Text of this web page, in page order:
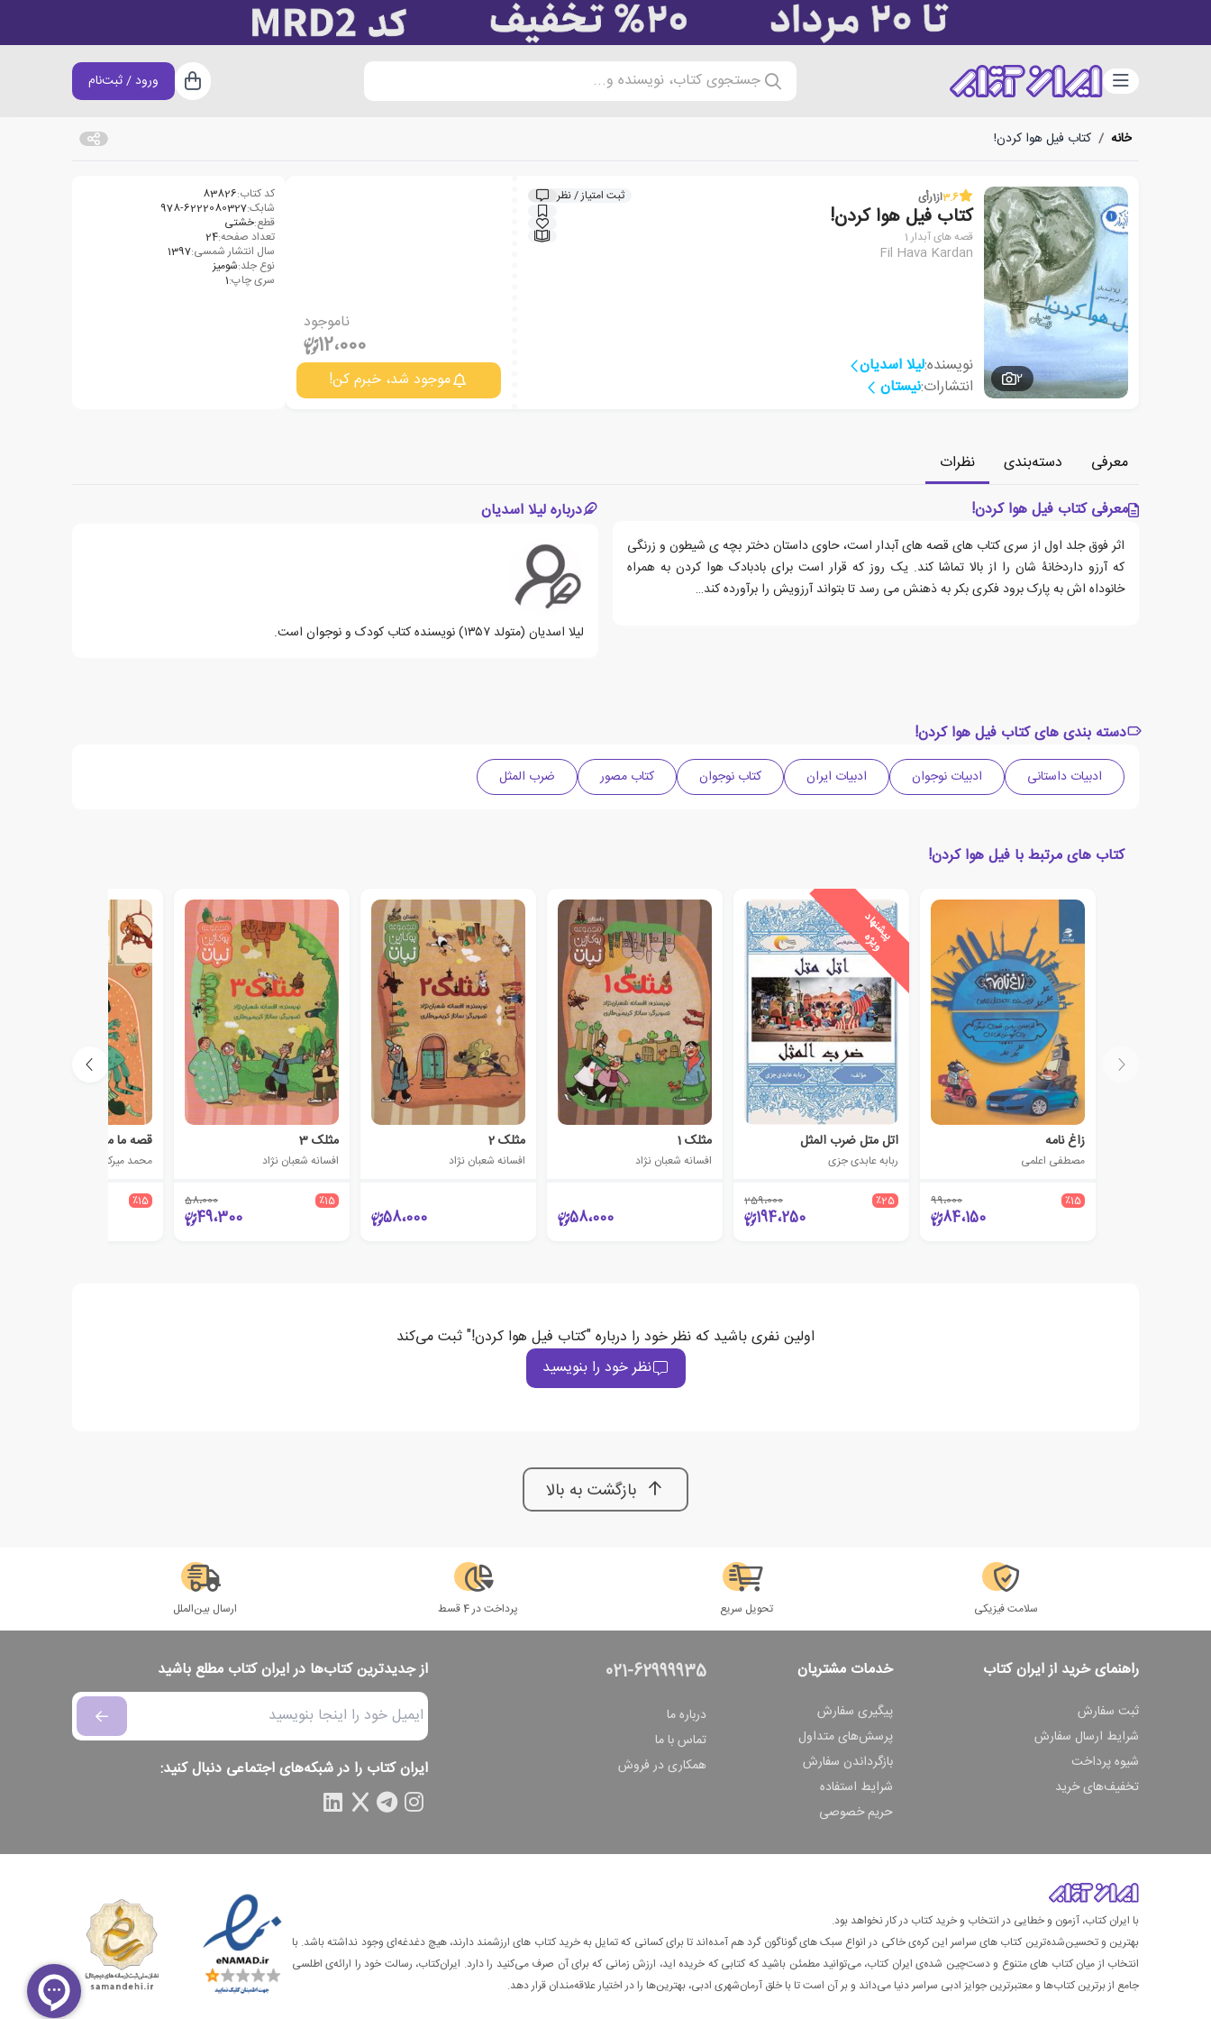
دسته‌بندی جستجوی کتاب، نویسنده و... سبد خرید
ورود / ثبت‌نام
خانه / کتاب فیل هوا کردن!
2
3.6از1رأی ثبت امتیاز / نظر
کتاب فیل هوا کردن!
قصه های آبدار 1
Fil Hava Kardan
نویسنده:لیلا اسدیان
انتشارات:نیستان
ناموجود
12،000
موجود شد، خبرم کن!
کد کتاب:83826
شابک:978-6222080327
قطع:خشتی
تعداد صفحه:24
سال انتشار شمسی:1397
نوع جلد:شومیز
سری چاپ:1
معرفی دسته‌بندی
نظرات
معرفی کتاب فیل هوا کردن!
اثر فوق جلد اول از سری کتاب های قصه های آبدار است، حاوی داستان دختر بچه ی شیطون و زرنگی
که آرزو داردخانۀ شان را از بالا تماشا کند. یک روز که قرار است برای بادبادک هوا کردن به همراه
خانوداه اش به پارک برود فکری بکر به ذهنش می رسد تا بتواند آرزویش را برآورده کند…
درباره لیلا اسدیان
لیلا اسدیان (متولد ۱۳۵۷) نویسنده کتاب کودک و نوجوان است.
دسته بندی های کتاب فیل هوا کردن!
ادبیات داستانی ادبیات نوجوان ادبیات ایران کتاب نوجوان کتاب مصور ضرب المثل
کتاب های مرتبط با فیل هوا کردن!
زاغ نامه
مصطفی اعلمی
٪15 99،000
84،150
پ
ی
ش
ن
ه
ا
د
و
ی
ژ
ه
اتل متل ضرب المثل
ربابه عابدی جزی
٪25 259،000
194،250
مثلک 1
افسانه شعبان نژاد
58،000
مثلک 2
افسانه شعبان نژاد
58،000
مثلک 3
افسانه شعبان نژاد
٪15 58،000
49،300
قصه ما مثل شد - جلد 3
محمد میرکیانی
٪15
اولین نفری باشید که نظر خود را درباره "کتاب فیل هوا کردن!" ثبت می‌کند
نظر خود را بنویسید
بازگشت به بالا
سلامت فیزیکی تحویل سریع پرداخت در 4 قسط ارسال بین‌الملل
راهنمای خرید از ایران کتاب
ثبت سفارش
شرایط ارسال سفارش
شیوه پرداخت
تخفیف‌های خرید
خدمات مشتریان
پیگیری سفارش
پرسش‌های متداول
بازگرداندن سفارش
شرایط استفاده
حریم خصوصی
021-62999935
درباره ما
تماس با ما
همکاری در فروش
از جدیدترین کتاب‌ها در ایران کتاب مطلع باشید
ایران کتاب را در شبکه‌های اجتماعی دنبال کنید:
با ایران کتاب، آزمون و خطایی در انتخاب و خرید کتاب در کار نخواهد بود.
بهترین و تحسین‌شده‌ترین کتاب‌ های سراسر این کره‌ی خاکی در انواع سبک های گوناگون گرد هم آمده‌اند تا برای کسانی که تمایل به خرید کتاب های ارزشمند دارند، هیچ دغدغه‌ای وجود نداشته باشد. با
انتخاب از میان کتاب های متنوع و دست‌چین شده‌ی ایران کتاب، می‌توانید مطمئن باشید که کتابی که خریده اید، ارزش زمانی که برای آن صرف می‌کنید را دارد. ایران‌کتاب، رسالت خود را ارائه‌ی اطلسی
جامع از برترین کتاب‌ها و معتبرترین جوایز ادبی سراسر دنیا می‌داند و بر آن است تا با خلق آرمان‌شهری ادبی، بهترین‌ها را در اختیار علاقه‌مندان قرار دهد.